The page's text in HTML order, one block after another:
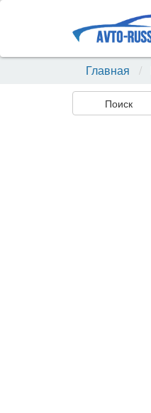
Главная
Поиск